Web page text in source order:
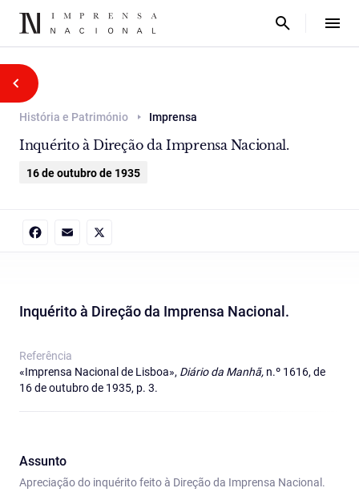
História e Património Imprensa
Inquérito à Direção da Imprensa Nacional.
16 de outubro de 1935
Inquérito à Direção da Imprensa Nacional.
Referência
«Imprensa Nacional de Lisboa», Diário da Manhã, n.º 1616, de
16 de outubro de 1935, p. 3.
Assunto
Apreciação do inquérito feito à Direção da Imprensa Nacional.